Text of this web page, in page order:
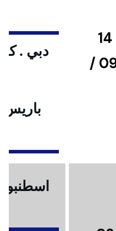
ولغاية 18 / 09 /
دبي .
باريس